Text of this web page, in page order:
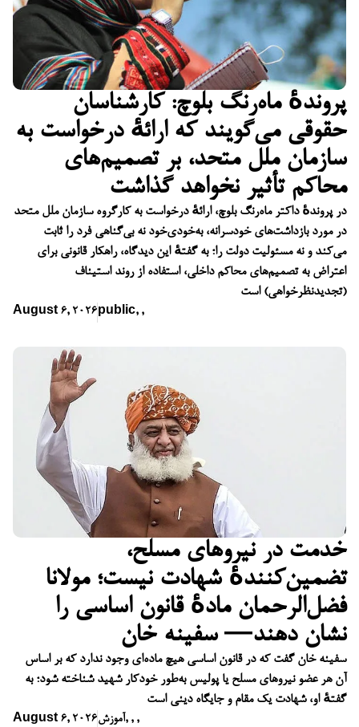
پروندهٔ ماه‌رنگ بلوچ: کارشناسان
حقوقی می‌گویند که ارائهٔ درخواست به
سازمان ملل متحد، بر تصمیم‌های
محاکم تأثیر نخواهد گذاشت
در پروندهٔ داکتر ماه‌رنگ بلوچ، ارائهٔ درخواست به کارگروه سازمان ملل متحد
در مورد بازداشت‌های خودسرانه، به‌خودی‌خود نه بی‌گناهی فرد را ثابت
می‌کند و نه مسئولیت دولت را؛ به گفتهٔ این دیدگاه، راهکار قانونی برای
اعتراض به تصمیم‌های محاکم داخلی، استفاده از روند استیناف
(تجدیدنظرخواهی) است
August 6, 2026 public, ,
خدمت در نیروهای مسلح،
تضمین‌کنندهٔ شهادت نیست؛ مولانا
فضل‌الرحمان مادهٔ قانون اساسی را
نشان دهند— سفینه خان
سفینه خان گفت که در قانون اساسی هیچ ماده‌ای وجود ندارد که بر اساس
آن هر عضو نیروهای مسلح یا پولیس به‌طور خودکار شهید شناخته شود؛ به
گفتهٔ او، شهادت یک مقام و جایگاه دینی است
August 6, 2026آموزش, , ,